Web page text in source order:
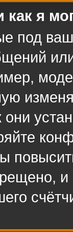
как я
под
они